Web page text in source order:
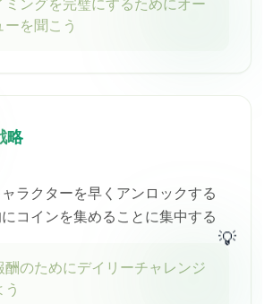
ミングを完璧にするためにオー
を聞こう
略
ラクターを早くアンロックする
コインを集めることに集中する
💡
酬のためにデイリーチャレンジ